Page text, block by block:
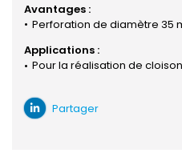
Avantages :
Perforation de diamètre 35
Applications :
Pour la réalisation de
Partager